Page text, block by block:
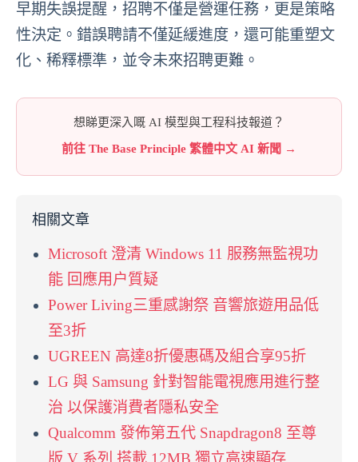
早期失誤提醒，招聘不僅是營運任務，更是策略
性決定。錯誤聘請不僅延緩進度，還可能重塑文
化、稀釋標準，並令未來招聘更難。
想睇更深入嘅 AI 模型與工程科技報道？
前往 The Base Principle 繁體中文 AI 新聞 →
相關文章
Microsoft 澄清 Windows 11 服務無監視功
能 回應用户質疑
Power Living三重感謝祭 音響旅遊用品低
至3折
UGREEN 高達8折優惠碼及組合享95折
LG 與 Samsung 針對智能電視應用進行整
治 以保護消費者隱私安全
Qualcomm 發佈第五代 Snapdragon8 至尊
版 V 系列 搭載 12MB 獨立高速顯存